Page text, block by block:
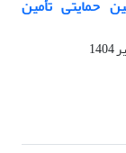
حمایتی تأمین